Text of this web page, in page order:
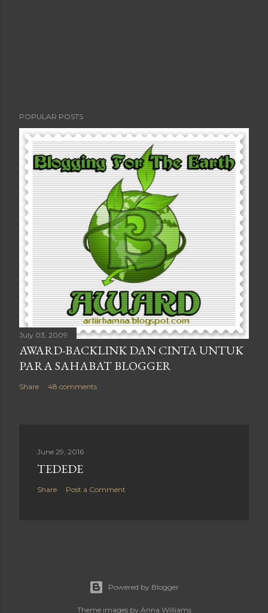
POPULAR POSTS
July 03, 2009
AWARD-BACKLINK DAN CINTA UNTUK
PARA SAHABAT BLOGGER
Share 48 comments
June 29, 2016
TEDEDE
Share Post a Comment
Powered by Blogger
Theme images by Anna Williams